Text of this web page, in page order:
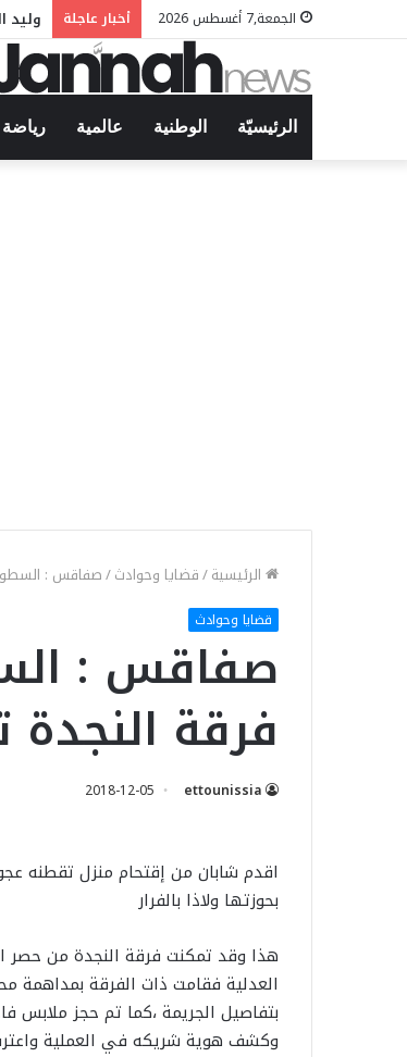
الجمعة,7 أغسطس 2026 أخبار عاجلة وليد
الرئيسيّة الوطنية عالمية رياضة
الرئيسية/قضايا وحوادث/صفاقس : السطو
قضايا وحوادث
صفاقس :
فرقة
ettounissia
2018-12-05
اقدم شابان من إقتحام منزل تقطنه
بحوزتها ولاذا بالفرار
هذا وقد تمكنت فرقة النجدة من حصر
العدلية فقامت ذات الفرقة
بتفاصيل الجريمة ،كما تم حجز ملابس
وكشف هوية شريكه في العملية